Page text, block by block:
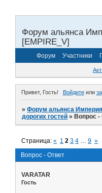
Форум альянса
[EMPIRE_V]
Форум Участники
Привет, Гость! Войдитеили
»Форум альянса
дорогих гостей »Вопрос -
Вопрос - Ответ
Страница:« 1 2 3 4 … 9 »
VARATAR
Гость